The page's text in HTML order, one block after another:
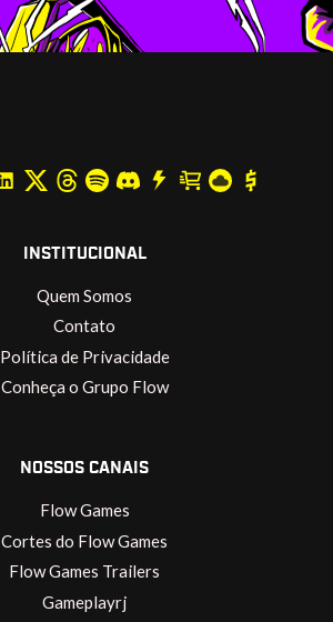
INSTITUCIONAL
Quem Somos
Contato
Política de Privacidade
Conheça o Grupo Flow
NOSSOS CANAIS
Flow Games
Cortes do Flow Games
Flow Games Trailers
Gameplayrj